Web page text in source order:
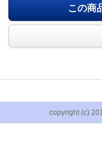
この商
copyright (c)